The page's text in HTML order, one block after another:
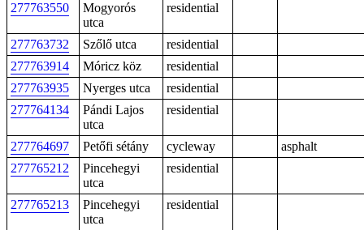
277763550
Mogyorós
utca
residential
277763732 Szőlő utca
residential
277763914
Móricz köz
residential
277763935
Nyerges utca
residential
277764134
Pándi Lajos
utca
residential
277764697 Petőfi sétány cycleway
asphalt
277765212
Pincehegyi
utca
residential
277765213
Pincehegyi
utca
residential